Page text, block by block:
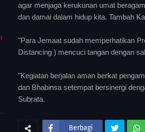
agar menjaga kerukunan umat
dan damai dalam hidup kita. Tambah
"Para Jemaat sudah memperhatikan
Distancing ) mencuci tangan dengan
"Kegiatan berjalan aman berkat
dan Bhabinsa setempat bersinergi
Subrata.
Berbagi